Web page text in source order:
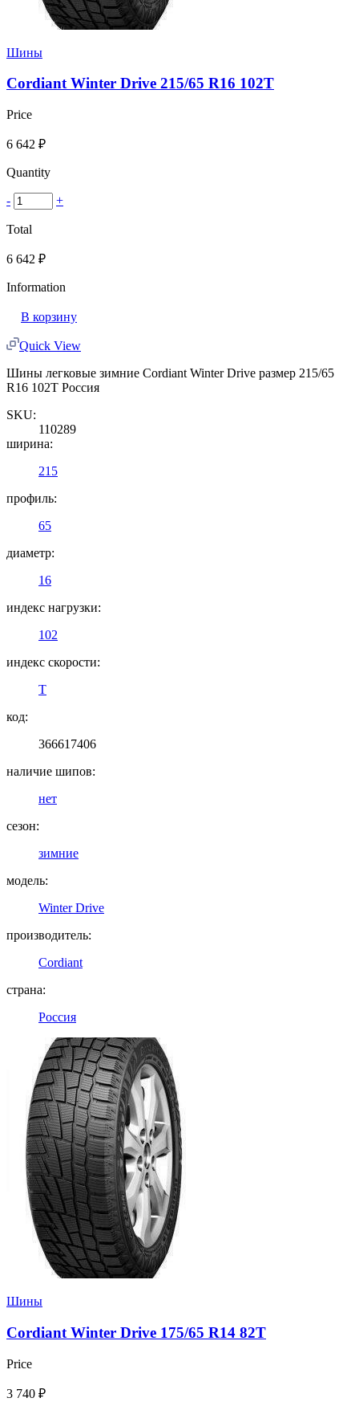
Шины
Cordiant Winter Drive 215/65 R16 102T
Price
6 642 ₽
Quantity
- +
Total
6 642 ₽
Information
В корзину
Quick View
Шины легковые зимние Cordiant Winter Drive размер 215/65
R16 102T Россия
SKU:
110289
ширина:
215
профиль:
65
диаметр:
16
индекс нагрузки:
102
индекс скорости:
T
код:
366617406
наличие шипов:
нет
сезон:
зимние
модель:
Winter Drive
производитель:
Cordiant
страна:
Россия
Шины
Cordiant Winter Drive 175/65 R14 82T
Price
3 740 ₽